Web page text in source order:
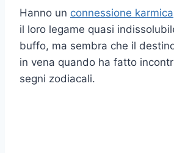
Hanno un connessione karmica
il loro legame quasi
buffo, ma sembra che il
in vena quando ha fatto
segni zodiacali.